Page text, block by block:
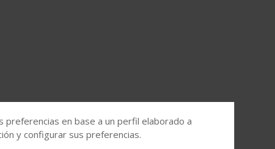
en base a un perfil elaborado a
y configurar sus preferencias.